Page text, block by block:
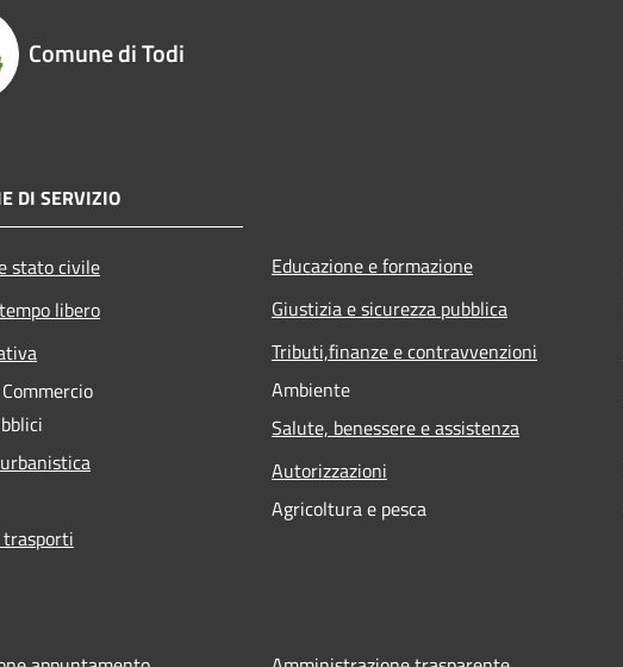
Comune di Todi
DI SERVIZIO
stato civile
libero
Educazione e formazione
Giustizia e sicurezza pubblica
Tributi,finanze e contravvenzioni
Ambiente
Salute, benessere e assistenza
Autorizzazioni
Agricoltura e pesca